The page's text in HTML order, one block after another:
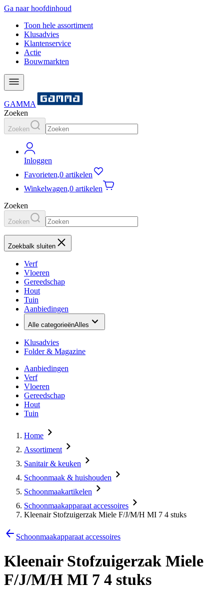
Ga naar hoofdinhoud
Toon hele assortiment
Klusadvies
Klantenservice
Actie
Bouwmarkten
GAMMA
Zoeken
Zoeken
Inloggen
Favorieten,0 artikelen
Winkelwagen,0 artikelen
Zoeken
Zoeken
Zoekbalk sluiten
Verf
Vloeren
Gereedschap
Hout
Tuin
Aanbiedingen
Alle categorieënAlles
Klusadvies
Folder & Magazine
Aanbiedingen
Verf
Vloeren
Gereedschap
Hout
Tuin
Home
Assortiment
Sanitair & keuken
Schoonmaak & huishouden
Schoonmaakartikelen
Schoonmaakapparaat accessoires
Kleenair Stofzuigerzak Miele F/J/M/H MI 7 4 stuks
Schoonmaakapparaat accessoires
Kleenair Stofzuigerzak Miele
F/J/M/H MI 7 4 stuks